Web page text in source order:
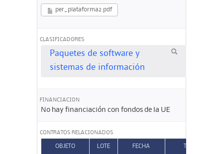
per_plataforma2.pdf
CLASIFICADORES
Paquetes de software y
sistemas de información
FINANCIACION
No hay financiación con fondos de la UE
CONTRATOS RELACIONADOS
OBJETO LOTE FECHA